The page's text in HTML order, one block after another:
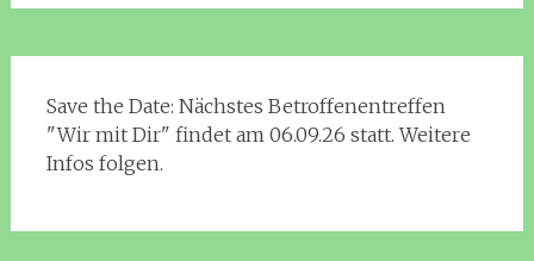
Save the Date: Nächstes Betroffenentreffen
"Wir mit Dir" findet am 06.09.26 statt. Weitere
Infos folgen.